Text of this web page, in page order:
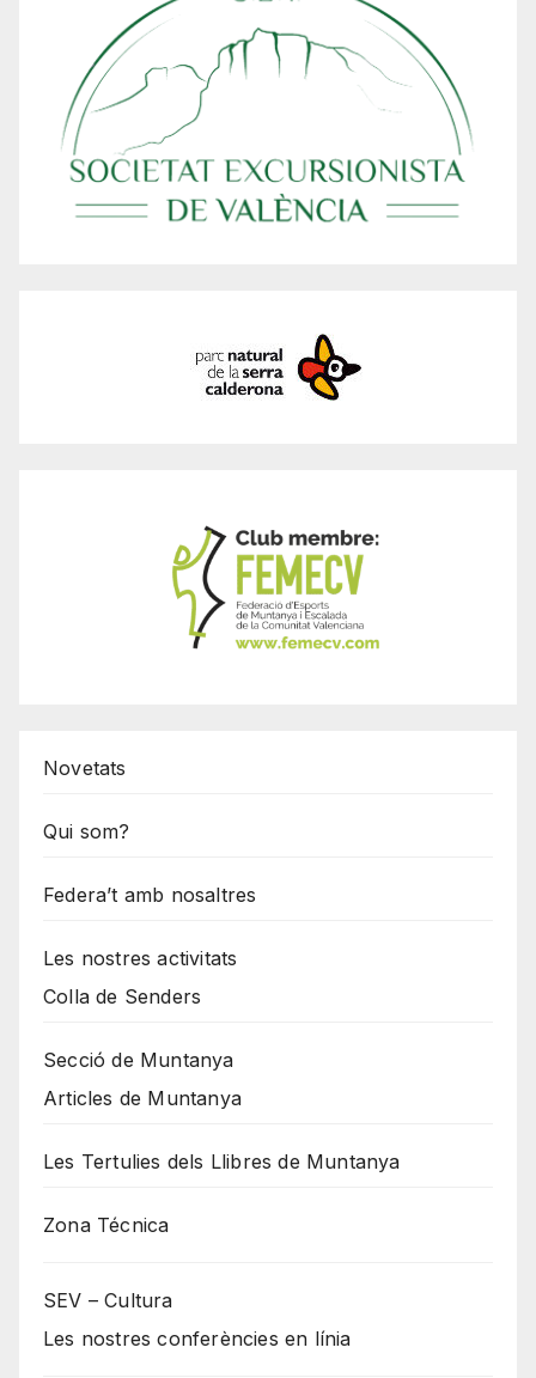
Novetats
Qui som?
Federa’t amb nosaltres
Les nostres activitats
Colla de Senders
Secció de Muntanya
Articles de Muntanya
Les Tertulies dels Llibres de Muntanya
Zona Técnica
SEV – Cultura
Les nostres conferències en línia